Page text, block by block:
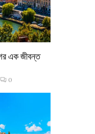
এক জীবন্ত
0